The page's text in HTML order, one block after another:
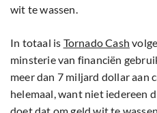
wit te wassen.
In totaal is Tornado Cash
minsterie van financiën
meer dan 7 miljard dollar
helemaal, want niet iedereen